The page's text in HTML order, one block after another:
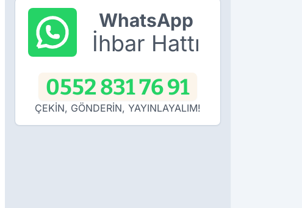
WhatsApp
İhbar Hattı
0552 831 76 91
ÇEKİN, GÖNDERİN, YAYINLAYALIM!